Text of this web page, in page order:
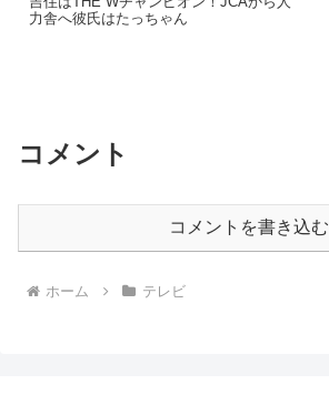
力舎へ彼氏はたっちゃん
コメント
コメントを書き込む
ホーム テレビ